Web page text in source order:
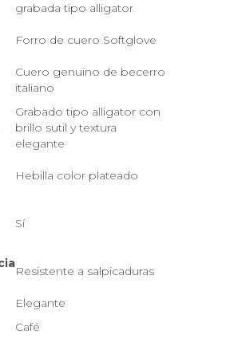
grabada tipo alligator
Forro de cuero Softglove
Cuero genuino de becerro
italiano
Grabado tipo alligator con
brillo sutil y textura
elegante
Hebilla color plateado
Sí
Resistente a salpicaduras
Elegante
Café